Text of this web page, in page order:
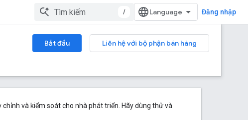
/ Đăng nhập
Bắt đầu
Liên hệ với bộ phận bán hàng
và kiểm soát cho nhà phát triển. Hãy dùng thử và